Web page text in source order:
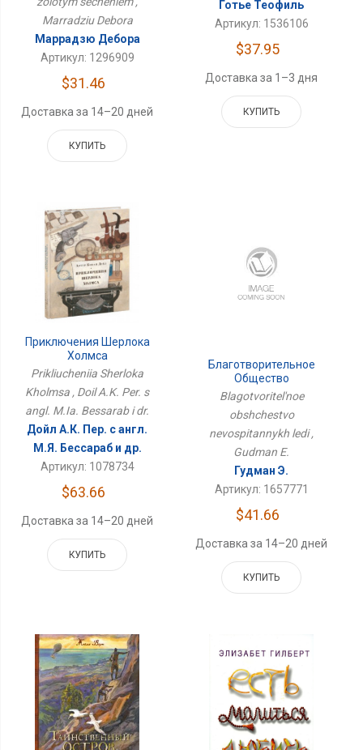
Marradziu Debora
Маррадзю Дебора
Артикул: 1296909
$31.46
Доставка за 14–20 дней
КУПИТЬ
Готье Теофиль
Артикул: 1536106
$37.95
Доставка за 1–3 дня
КУПИТЬ
Приключения Шерлока
Холмса
Prikliucheniia Sherloka
Kholmsa , Doil A.K. Per. s
angl. M.Ia. Bessarab i dr.
Дойл А.К. Пер. с англ.
М.Я. Бессараб и др.
Артикул: 1078734
$63.66
Доставка за 14–20 дней
КУПИТЬ
Благотворительное
Общество
Невоспитанных Леди
Blagotvoritel'noe
obshchestvo
nevospitannykh ledi ,
Gudman E.
Гудман Э.
Артикул: 1657771
$41.66
Доставка за 14–20 дней
КУПИТЬ